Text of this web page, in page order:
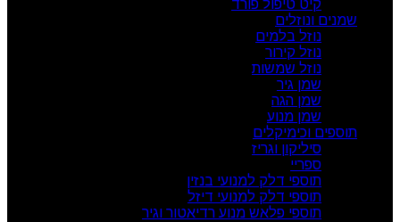
קיט טיפול פורד
שמנים ונוזלים
נוזל בלמים
נוזל קירור
נוזל שמשות
שמן גיר
שמן הגה
שמן מנוע
תוספים וכימיקלים
סיליקון וגריז
ספריי
תוספי דלק למנועי בנזין
תוספי דלק למנועי דיזל
תוספי פלאש מנוע רדיאטור וגיר